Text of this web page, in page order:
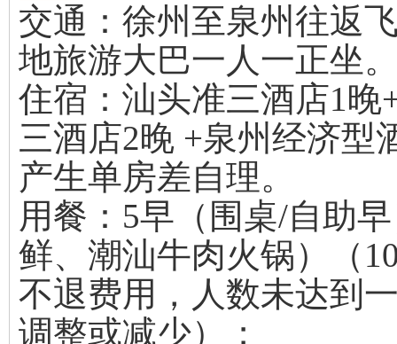
交通：徐州至泉州往返
地旅游大巴一人一正坐
住宿：汕头准三酒店1
三酒店2晚 +泉州经济型
产生单房差自理。
用餐：5早（围桌/自助
鲜、潮汕牛肉火锅）（
不退费用，人数未达到
调整或减少）；